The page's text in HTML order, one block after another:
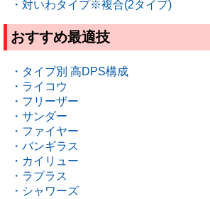
・対いわタイプ※複合(2タイプ)
おすすめ最適技
・タイプ別 高DPS構成
・ライコウ
・フリーザー
・サンダー
・ファイヤー
・バンギラス
・カイリュー
・ラプラス
・シャワーズ